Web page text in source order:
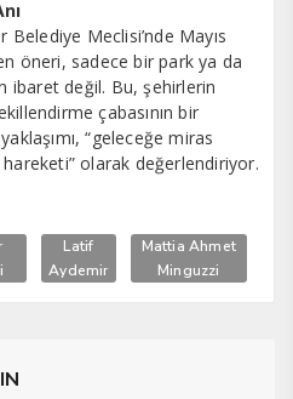
Belediye Meclisi’nde Mayıs
öneri, sadece bir park ya da
ibaret değil. Bu, şehirlerin
çabasının bir
“geleceğe miras
hareketi” olarak değerlendiriyor.
Latif
Aydemir
Mattia Ahmet
Minguzzi